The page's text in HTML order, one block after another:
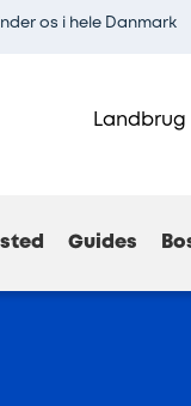
os i hele Danmark
Landbrug
Guides